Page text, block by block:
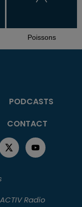
Poissons
PODCASTS
CONTACT
Radio